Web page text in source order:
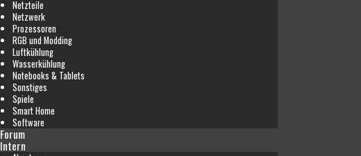
Netzteile
Netzwerk
Prozessoren
RGB und Modding
Luftkühlung
Wasserkühlung
Notebooks & Tablets
Sonstiges
Spiele
Smart Home
Software
Forum
Intern